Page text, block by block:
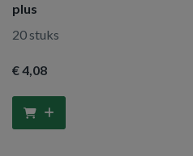
plus
20 stuks
€ 4,08